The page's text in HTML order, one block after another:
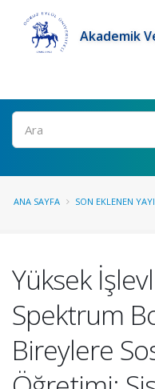
Akademik
Ara
ANA SAYFA SON EKLENEN
Yüksek
Spektrum
Bireylere